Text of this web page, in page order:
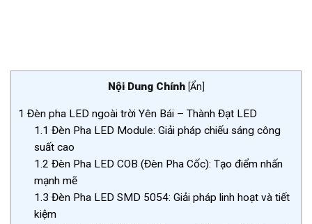
Nội Dung Chính [Ẩn]
1 Đèn pha LED ngoài trời Yên Bái – Thành Đạt LED
1.1 Đèn Pha LED Module: Giải pháp chiếu sáng công
suất cao
1.2 Đèn Pha LED COB (Đèn Pha Cốc): Tạo điểm nhấn
mạnh mẽ
1.3 Đèn Pha LED SMD 5054: Giải pháp linh hoạt và tiết
kiệm